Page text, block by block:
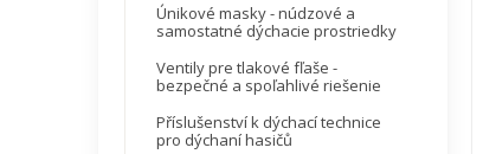
Únikové masky - núdzové a
samostatné dýchacie prostriedky
Ventily pre tlakové fľaše -
bezpečné a spoľahlivé riešenie
Příslušenství k dýchací technice
pro dýchaní hasičů